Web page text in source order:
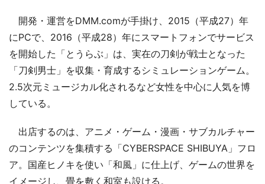
開発・運営をDMM.comが手掛け、2015（平成27）年
にPCで、2016（平成28）年にスマートフォンでサービス
を開始した「とうらぶ」は、実在の刀剣が戦士となった
「刀剣男士」を収集・育成するシミュレーションゲーム。
2.5次元ミュージカル化されるなど女性を中心に人気を博
している。
出店するのは、アニメ・ゲーム・漫画・サブカルチャー
のコンテンツを集積する「CYBERSPACE SHIBUYA」フロ
ア。国産ヒノキを使い「和風」に仕上げ、ゲームの世界を
イメージし、畳を敷く和室も設ける。